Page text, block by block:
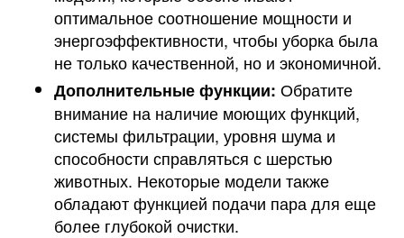
оптимальное соотношение мощности и
энергоэффективности, чтобы уборка была
не только качественной, но и экономичной.
Дополнительные функции: Обратите
внимание на наличие моющих функций,
системы фильтрации, уровня шума и
способности справляться с шерстью
животных. Некоторые модели также
обладают функцией подачи пара для еще
более глубокой очистки.